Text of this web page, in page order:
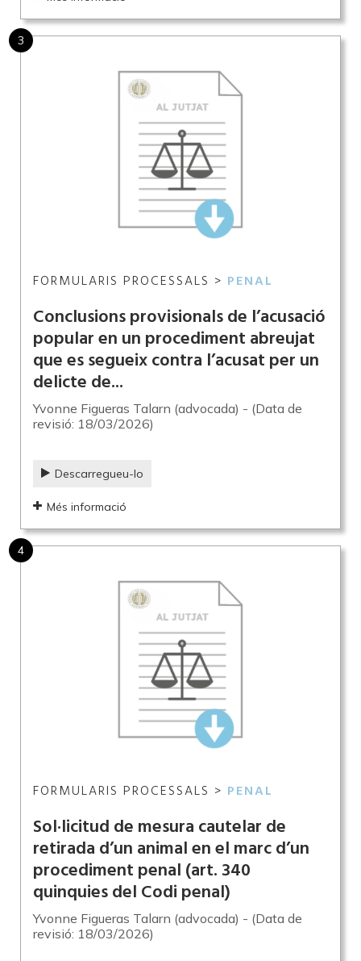
3
FORMULARIS PROCESSALS > PENAL
Conclusions provisionals de l’acusació
popular en un procediment abreujat
que es segueix contra l’acusat per un
delicte de...
Yvonne Figueras Talarn (advocada) - (Data de
revisió: 18/03/2026)
Descarregueu-lo
Més informació
4
FORMULARIS PROCESSALS > PENAL
Sol·licitud de mesura cautelar de
retirada d’un animal en el marc d’un
procediment penal (art. 340
quinquies del Codi penal)
Yvonne Figueras Talarn (advocada) - (Data de
revisió: 18/03/2026)